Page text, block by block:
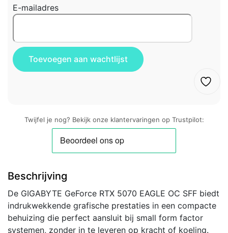
E-mailadres
Twijfel je nog? Bekijk onze klantervaringen op Trustpilot:
Beschrijving
De GIGABYTE GeForce RTX 5070 EAGLE OC SFF biedt
indrukwekkende grafische prestaties in een compacte
behuizing die perfect aansluit bij small form factor
systemen, zonder in te leveren op kracht of koeling.